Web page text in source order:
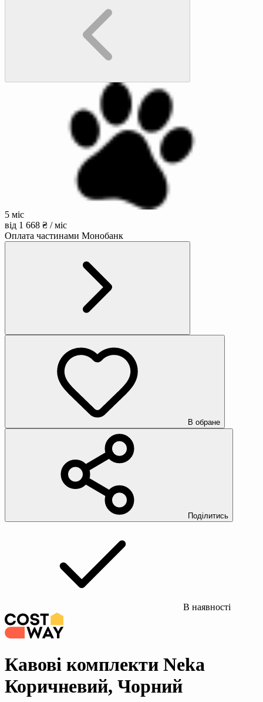
5 міс
від 1 668 ₴ / міс
Оплата частинами Монобанк
В обране
Поділитись
В наявності
Кавові комплекти Neka
Коричневий, Чорний